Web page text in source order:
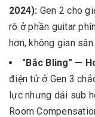
2024): Gen 2 cho
rõ ở phần guitar
hơn, không gian
"Bắc Bling" —
điện tử ở Gen 3
lực nhưng dải sub
Room